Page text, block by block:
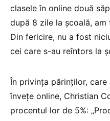
clasele în online două
după 8 zile la școală,
Din fericire, nu a fost
cei care s-au reîntors la
În privința părinților,
învețe online, Christian
procentul lor de 5%: